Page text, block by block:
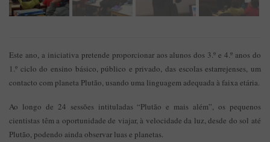
Este ano, a iniciativa pretende proporcionar aos alunos dos 3.º e 4.º anos do
1.º ciclo do ensino básico, público e privado, das escolas estarrejenses, um
contacto com planeta Plutão, usando uma linguagem adequada à faixa etária.
Ao longo de 24 sessões intituladas “Plutão e mais além”, os pequenos
cientistas têm a oportunidade de viajar, à velocidade da luz, desde do sol até
Plutão, podendo ainda observar luas e planetas.